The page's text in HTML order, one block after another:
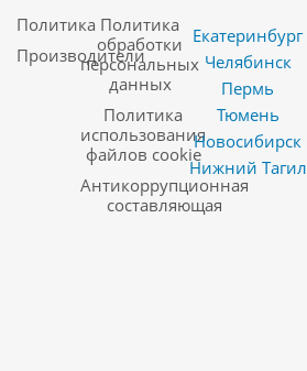
Политика
Производители
Политика
обработки
персональных
данных
Политика
использования
файлов cookie
Антикоррупционная
составляющая
Екатеринбург
Челябинск
Пермь
Тюмень
Новосибирск
Нижний Тагил